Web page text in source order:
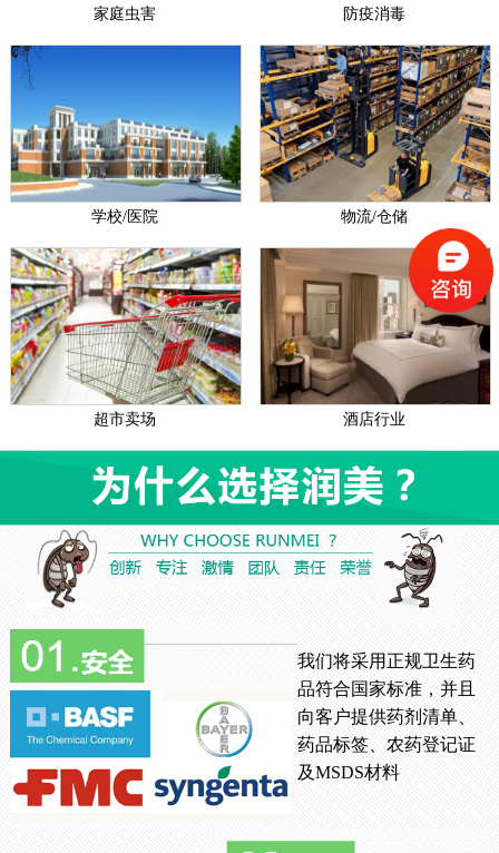
家庭虫害 防疫消毒
学校/医院 物流/仓储
超市卖场 酒店行业
我们将采用正规卫生药
品符合国家标准，并且
向客户提供药剂清单、
药品标签、农药登记证
及MSDS材料